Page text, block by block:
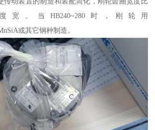
。当HB240~280时，刚轮用
或其它钢种制造。